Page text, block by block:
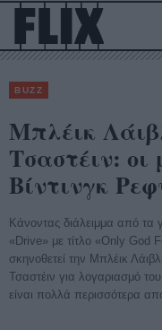
BUZZ
Μπλέικ
Τσαστέιν: οι
Βίντινγκ
Κάνοντας διάλειμμα από τα
«Drive» με τίτλο «Only God
σκηνοθετεί την Μπλέικ
Τσαστέιν για λογαριασμό
είναι πολλά περισσότερα